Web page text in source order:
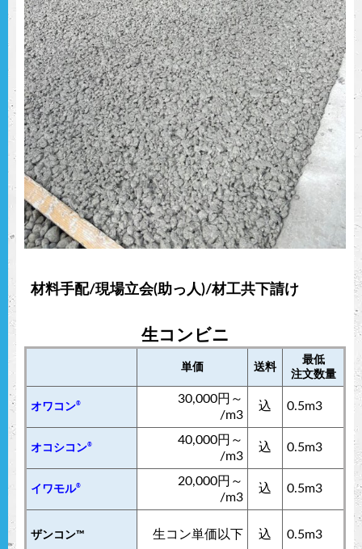
材料手配/現場立会(助っ人)/材工共下請け
生コンビニ
単価 送料
最低
注文数量
オワコン®
30,000円～
/m3
込 0.5m3
オコシコン®
40,000円～
/m3
込 0.5m3
イワモル®
20,000円～
/m3
込 0.5m3
ザンコン™︎ 生コン単価以下 込 0.5m3